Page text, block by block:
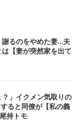
謝るのをやめた妻…夫
【妻が突然家を出て
？」イクメン気取りの
ると同僚が【私の義
持トモ